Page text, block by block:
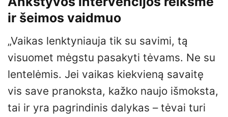
ir šeimos vaidmuo
„Vaikas lenktyniauja tik su savimi, tą
visuomet mėgstu pasakyti tėvams. Ne su
lentelėmis. Jei vaikas kiekvieną savaitę
vis save pranoksta, kažko naujo išmoksta,
tai ir yra pagrindinis dalykas – tėvai turi